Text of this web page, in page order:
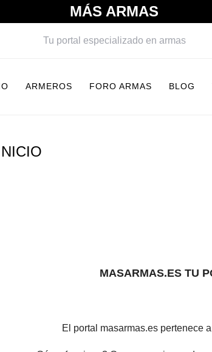
MÁS ARMAS
Tu portal especializado en armas
ARMEROS FORO ARMAS BLOG
MASARMAS.ES TU
El portal masarmas.es pertenece